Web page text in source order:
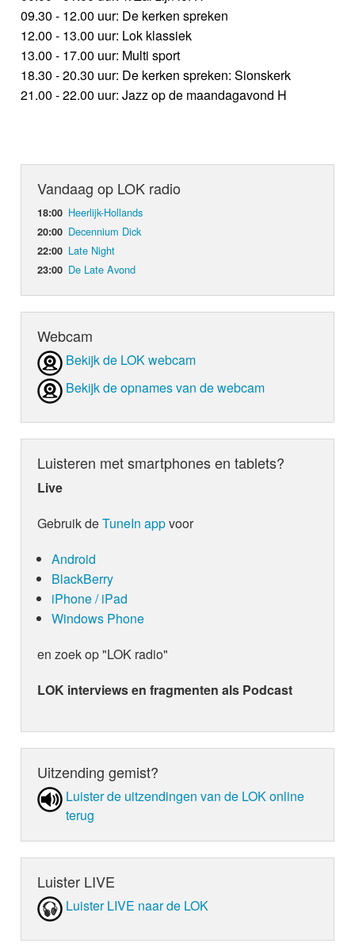
09.30 - 12.00 uur: De kerken spreken
12.00 - 13.00 uur: Lok klassiek
13.00 - 17.00 uur: Multi sport
18.30 - 20.30 uur: De kerken spreken: Sionskerk
21.00 - 22.00 uur: Jazz op de maandagavond H
Vandaag op LOK radio
18:00 Heerlijk-Hollands
20:00 Decennium Dick
22:00 Late Night
23:00 De Late Avond
Webcam
Bekijk de LOK webcam
Bekijk de opnames van de webcam
Luisteren met smartphones en tablets?
Live
Gebruik deTuneIn appvoor
Android
BlackBerry
iPhone / iPad
Windows Phone
en zoek op "LOK radio"
LOK interviews en fragmenten als Podcast
Uitzending gemist?
Luister de uit­zen­din­gen van de LOK online
terug
Luister LIVE
Luister LIVE naar de LOK